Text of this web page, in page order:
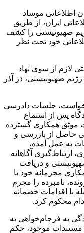
اطلاعاتی موساد
ایران، از طریق
صهیونیستی را کشف
خود تحت نظر
لازم از سوی نهاد
صهیونیستی، در آذر
جلسات دادرسی
پس از استماع
موثق همکاری گسترده
حاصل از بازرسی و
به عمل آمده،
ارتباط‌گیری آگاهانه
و دریافت
مجرمانه خود با
نامبرده را مجرم
ماده ۶ قانون مقابله با اقدامات خصمانه
محکوم کرد.
به فرجام‌خواهی به
مستندات موجود، حکم